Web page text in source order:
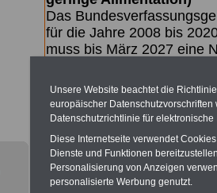
Das
für die Jahre 2008 bis
muss bis März 2027 eine
(Beamte &
geben (Medienberichten
mind.3.000 und 13.000
hierzu eine Broschüre
des Gesetzentwurfs der
Quartal.2026 >>>
zur
Unsere Website beachtet die
europäischer
Datenschutzrichtlinie für
Diese Internetseite verwendet
Dienste und Funktionen
Personalisierung von Anzeigen
personalisierte Werbung genutzt.